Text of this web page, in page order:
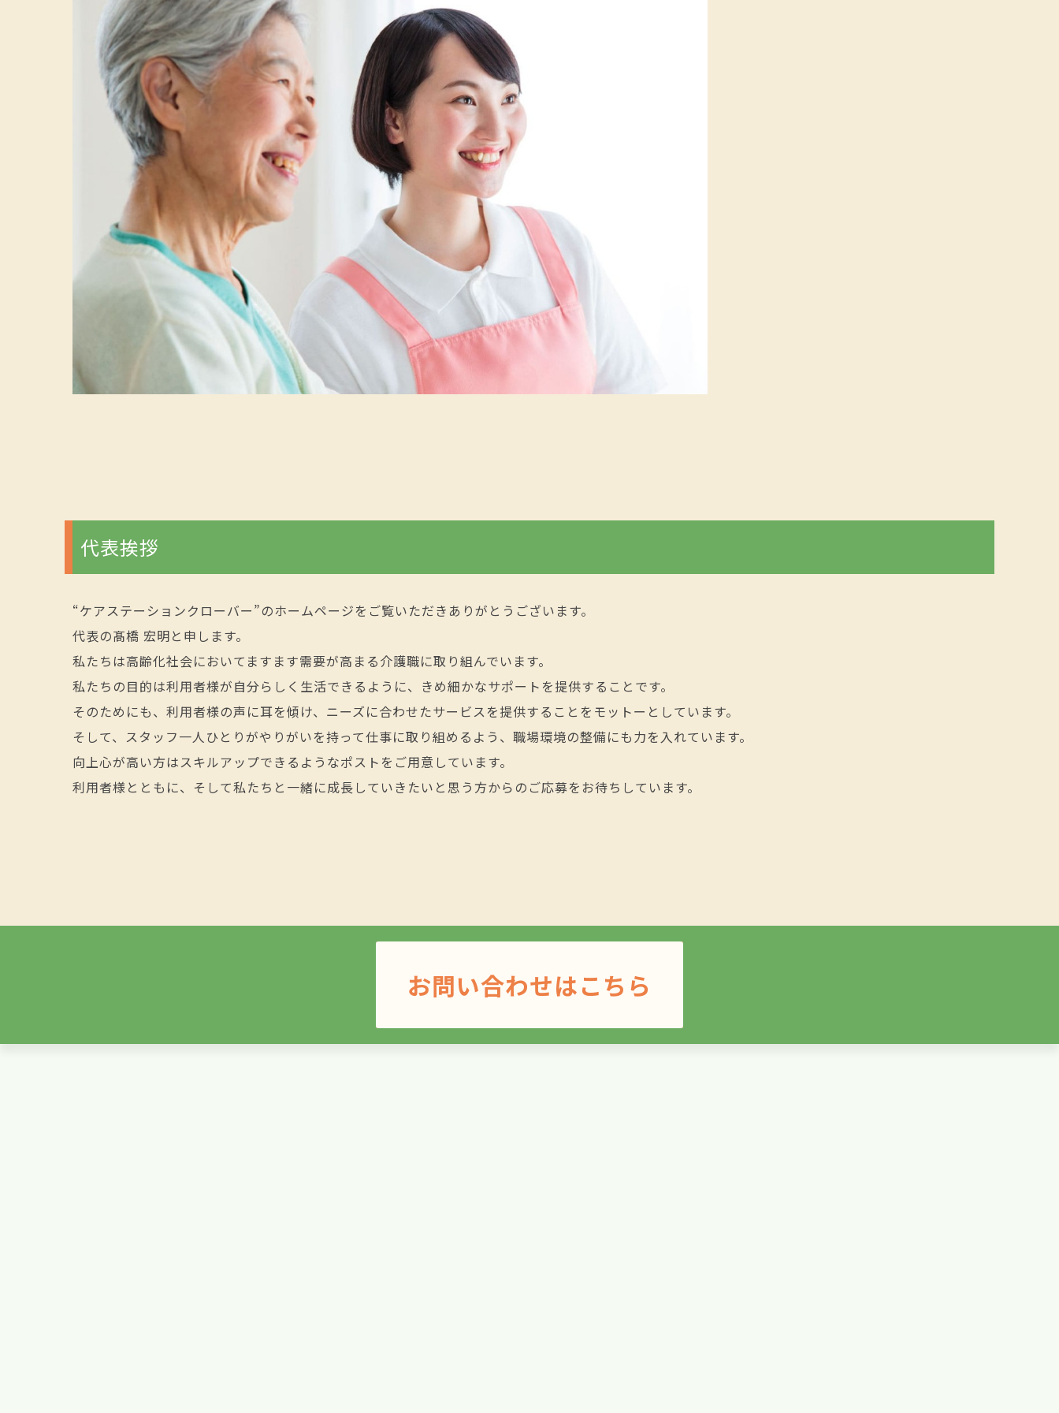
代表挨拶
“ケアステーションクローバー”のホームページをご覧いただきありがとうございます。
代表の髙橋 宏明と申します。
私たちは高齢化社会においてますます需要が高まる介護職に取り組んでいます。
私たちの目的は利用者様が自分らしく生活できるように、きめ細かなサポートを提供することです。
そのためにも、利用者様の声に耳を傾け、ニーズに合わせたサービスを提供することをモットーとしています。
そして、スタッフ一人ひとりがやりがいを持って仕事に取り組めるよう、職場環境の整備にも力を入れています。
向上心が高い方はスキルアップできるようなポストをご用意しています。
利用者様とともに、そして私たちと一緒に成長していきたいと思う方からのご応募をお待ちしています。
お問い合わせはこちら